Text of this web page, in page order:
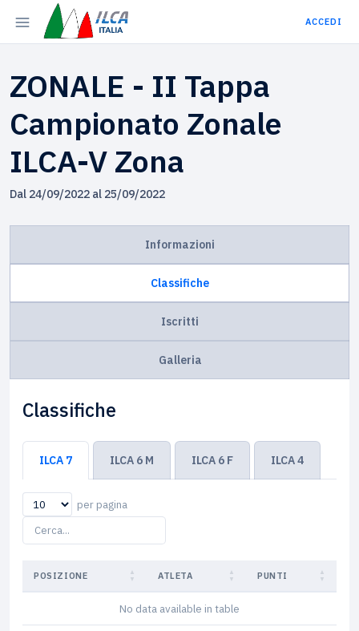
ACCEDI
ZONALE - II Tappa
Campionato Zonale
ILCA-V Zona
Dal 24/09/2022 al 25/09/2022
Informazioni
Classifiche
Iscritti
Galleria
Classifiche
ILCA 7 ILCA 6 M ILCA 6 F ILCA 4
per pagina
POSIZIONE ATLETA PUNTI
No data available in table